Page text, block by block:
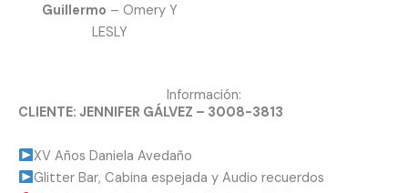
Guillermo – Omery Y
LESLY
Información:
CLIENTE: JENNIFER GÁLVEZ – 3008-3813
XV Años Daniela Avedaño
Glitter Bar, Cabina espejada y Audio recuerdos